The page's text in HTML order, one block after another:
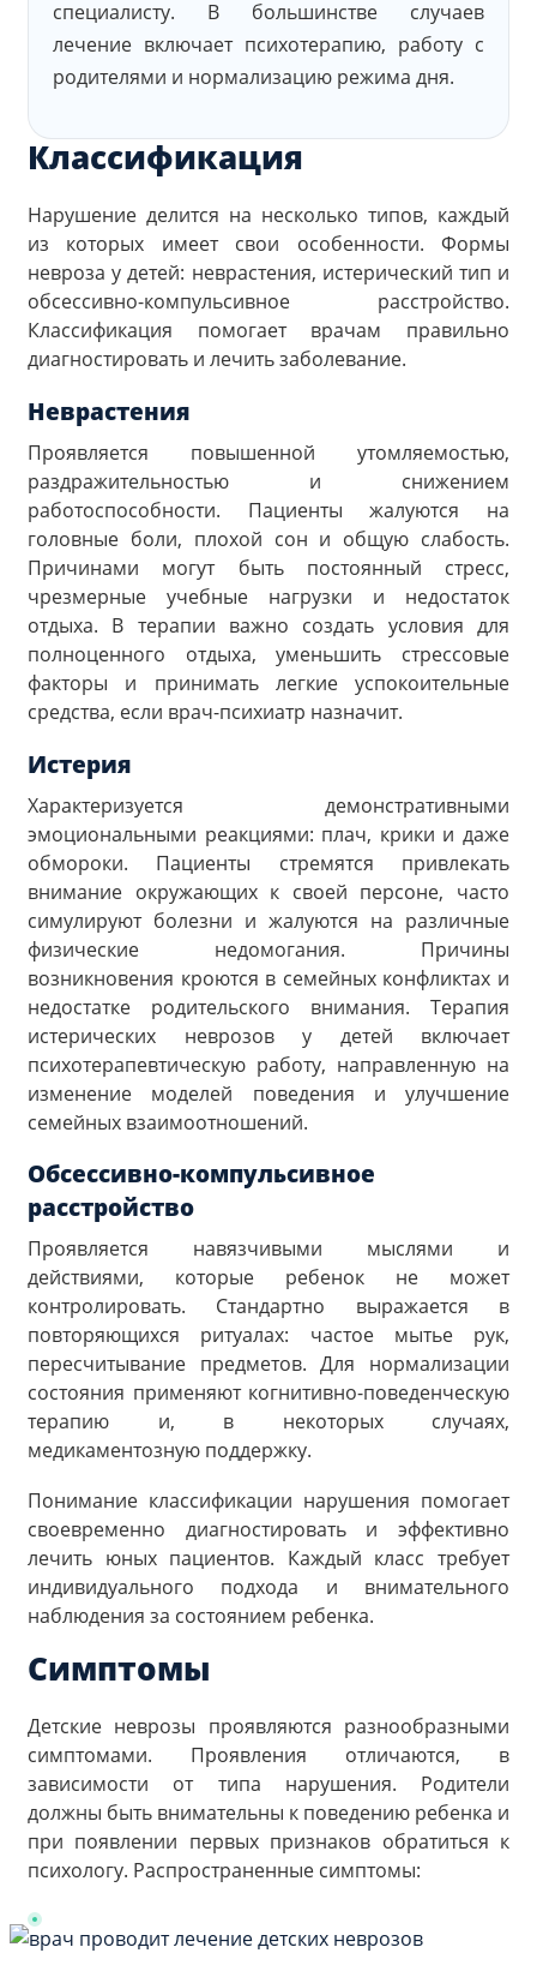
специалисту. В большинстве случаев
лечение включает психотерапию, работу с
родителями и нормализацию режима дня.
Классификация
Нарушение делится на несколько типов, каждый
из которых имеет свои особенности. Формы
невроза у детей: неврастения, истерический тип и
обсессивно-компульсивное расстройство.
Классификация помогает врачам правильно
диагностировать и лечить заболевание.
Неврастения
Проявляется повышенной утомляемостью,
раздражительностью и снижением
работоспособности. Пациенты жалуются на
головные боли, плохой сон и общую слабость.
Причинами могут быть постоянный стресс,
чрезмерные учебные нагрузки и недостаток
отдыха. В терапии важно создать условия для
полноценного отдыха, уменьшить стрессовые
факторы и принимать легкие успокоительные
средства, если врач-психиатр назначит.
Истерия
Характеризуется демонстративными
эмоциональными реакциями: плач, крики и даже
обмороки. Пациенты стремятся привлекать
внимание окружающих к своей персоне, часто
симулируют болезни и жалуются на различные
физические недомогания. Причины
возникновения кроются в семейных конфликтах и
недостатке родительского внимания. Терапия
истерических неврозов у детей включает
психотерапевтическую работу, направленную на
изменение моделей поведения и улучшение
семейных взаимоотношений.
Обсессивно-компульсивное
расстройство
Проявляется навязчивыми мыслями и
действиями, которые ребенок не может
контролировать. Стандартно выражается в
повторяющихся ритуалах: частое мытье рук,
пересчитывание предметов. Для нормализации
состояния применяют когнитивно-поведенческую
терапию и, в некоторых случаях,
медикаментозную поддержку.
Понимание классификации нарушения помогает
своевременно диагностировать и эффективно
лечить юных пациентов. Каждый класс требует
индивидуального подхода и внимательного
наблюдения за состоянием ребенка.
Симптомы
Детские неврозы проявляются разнообразными
симптомами. Проявления отличаются, в
зависимости от типа нарушения. Родители
должны быть внимательны к поведению ребенка и
при появлении первых признаков обратиться к
психологу. Распространенные симптомы: